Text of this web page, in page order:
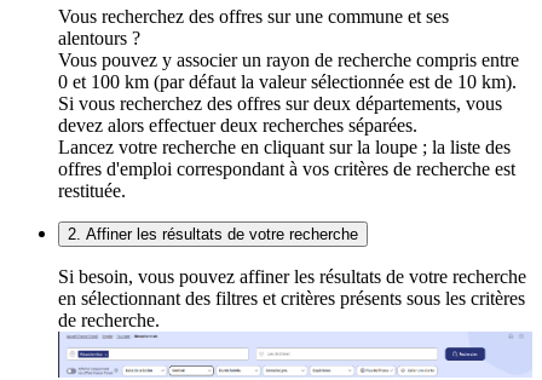
Vous recherchez des offres sur une commune et ses
alentours ?
Vous pouvez y associer un rayon de recherche compris entre
0 et 100 km (par défaut la valeur sélectionnée est de 10 km).
Si vous recherchez des offres sur deux départements, vous
devez alors effectuer deux recherches séparées.
Lancez votre recherche en cliquant sur la loupe ; la liste des
offres d'emploi correspondant à vos critères de recherche est
restituée.
2. Affiner les résultats de votre recherche
Si besoin, vous pouvez affiner les résultats de votre recherche
en sélectionnant des filtres et critères présents sous les critères
de recherche.